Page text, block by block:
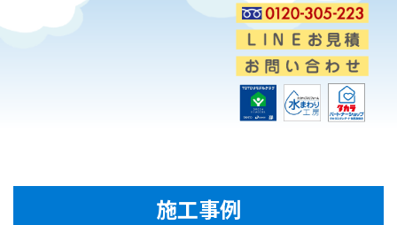
施工事例